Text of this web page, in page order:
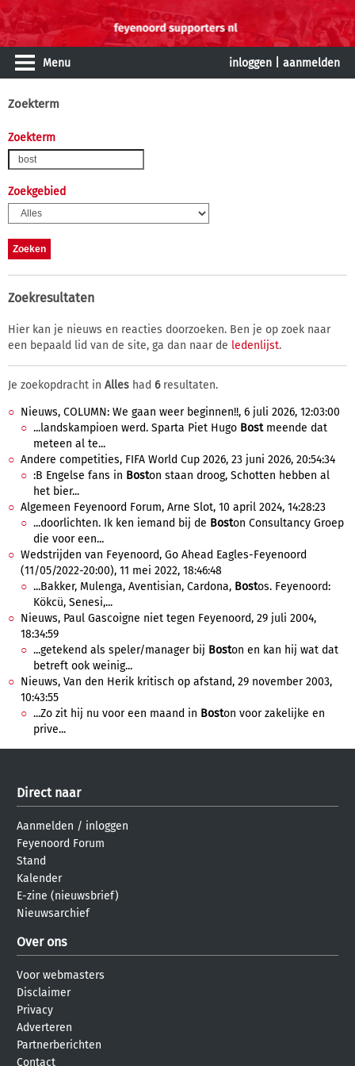
Menu inloggen aanmelden
Zoekterm
Zoekterm
Zoekgebied
Zoekresultaten
Hier kan je nieuws en reacties doorzoeken. Ben je op zoek naar
een bepaald lid van de site, ga dan naar de ledenlijst.
Je zoekopdracht in Alles had 6resultaten.
Nieuws, COLUMN: We gaan weer beginnen!!, 6 juli 2026, 12:03:00
...landskampioen werd. Sparta Piet Hugo Bostmeende dat
meteen al te...
Andere competities, FIFA World Cup 2026, 23 juni 2026, 20:54:34
:B Engelse fans in Boston staan droog, Schotten hebben al
het bier...
Algemeen Feyenoord Forum, Arne Slot, 10 april 2024, 14:28:23
...doorlichten. Ik ken iemand bij de Boston Consultancy Groep
die voor een...
Wedstrijden van Feyenoord, Go Ahead Eagles-Feyenoord
(11/05/2022-20:00), 11 mei 2022, 18:46:48
...Bakker, Mulenga, Aventisian, Cardona, Bostos. Feyenoord:
Kökcü, Senesi,...
Nieuws, Paul Gascoigne niet tegen Feyenoord, 29 juli 2004,
18:34:59
...getekend als speler/manager bij Boston en kan hij wat dat
betreft ook weinig...
Nieuws, Van den Herik kritisch op afstand, 29 november 2003,
10:43:55
...Zo zit hij nu voor een maand in Boston voor zakelijke en
prive...
Direct naar
Aanmelden / inloggen
Feyenoord Forum
Stand
Kalender
E-zine (nieuwsbrief)
Nieuwsarchief
Over ons
Voor webmasters
Disclaimer
Privacy
Adverteren
Partnerberichten
Contact